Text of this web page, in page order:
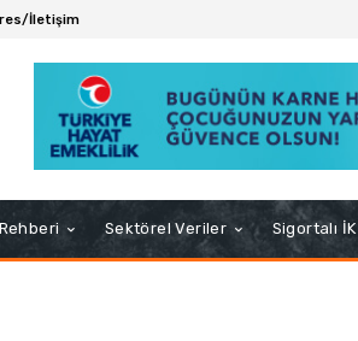
İletişim
Sektörel Veriler Sigortalı İK